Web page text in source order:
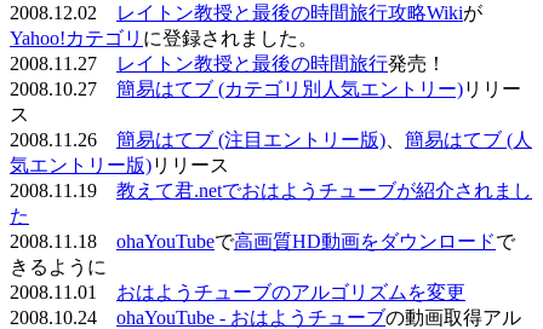
2008.12.02
レイトン教授と最後の時間旅行攻略Wikiが
Yahoo!カテゴリ に登録されました。
2008.11.27
レイトン教授と最後の時間旅行発売！
2008.10.27 簡易はてブ (カテゴリ別人気エントリー)リリー
ス
2008.11.26 簡易はてブ (注目エントリー版)
簡易はてブ (人
気エントリー版)リリース
2008.11.19 教えて君.netでおはようチューブが紹介されまし
た
2008.11.18 ohaYouTubeで高画質HD動画をダウンロードで
きるように
2008.11.01 おはようチューブのアルゴリズムを変更
2008.10.24 ohaYouTube - おはようチューブの動画取得アル